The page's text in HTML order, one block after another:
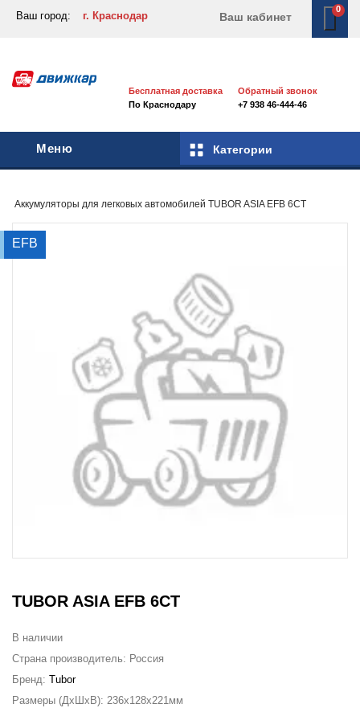
Ваш город: г. Краснодар Ваш кабинет
0
Бесплатная доставка
По Краснодару
Обратный звонок
+7 938 46-444-46
Меню Категории
Аккумуляторы для легковых автомобилей TUBOR ASIA EFB 6СТ
EFB
TUBOR ASIA EFB 6СТ
В наличии
Страна производитель: Россия
Бренд: Tubor
Размеры (ДxШxВ): 236x128x221мм